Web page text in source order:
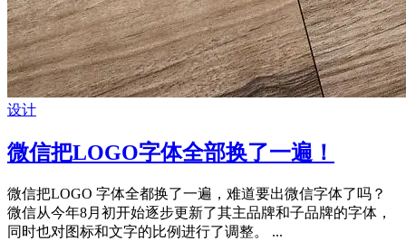
设计
微信把LOGO字体全部换了一遍！
微信把LOGO 字体全都换了一遍，难道要出微信字体了吗？
微信从今年8月初开始逐步更新了其主品牌和子品牌的字体，
同时也对图标和文字的比例进行了调整。 ...